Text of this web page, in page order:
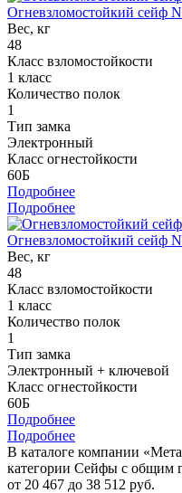
Огневзломостойкий сейф
Вес, кг
48
Класс взломостойкости
1 класс
Количество полок
1
Тип замка
Электронный
Класс огнестойкости
60Б
Подробнее
Подробнее
Огневзломостойкий сейф
Вес, кг
48
Класс взломостойкости
1 класс
Количество полок
1
Тип замка
Электронный + ключевой
Класс огнестойкости
60Б
Подробнее
Подробнее
В каталоге компании
категории Сейфы с общим
от 20 467 до 38 512 руб.